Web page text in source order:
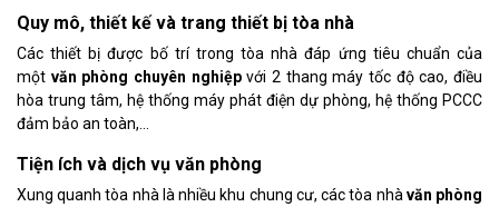
Quy mô, thiết kế và trang thiết bị tòa nhà
Các thiết bị được bố trí trong tòa nhà đáp ứng tiêu chuẩn của
một văn phòng chuyên nghiệpvới 2 thang máy tốc độ cao, điều
hòa trung tâm, hệ thống máy phát điện dự phòng, hệ thống PCCC
đảm bảo an toàn,…
Tiện ích và dịch vụ văn phòng
Xung quanh tòa nhà là nhiều khu chung cư, các tòa nhà văn phòng